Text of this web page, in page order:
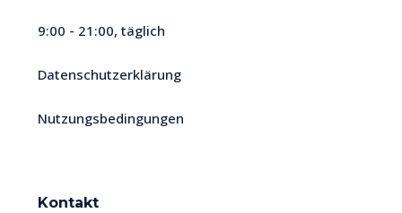
9:00 - 21:00, täglich
Datenschutzerklärung
Nutzungsbedingungen
Kontakt